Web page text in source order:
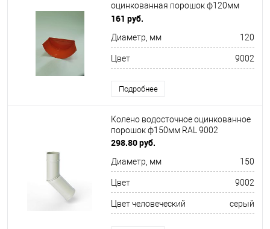
оцинкованная порошок ф120мм
RAL 9002
161 руб.
Диаметр, мм 120
Цвет 9002
Подробнее
Колено водосточное оцинкованное
порошок ф150мм RAL 9002
298.80 руб.
Диаметр, мм 150
Цвет 9002
Цвет человеческий серый